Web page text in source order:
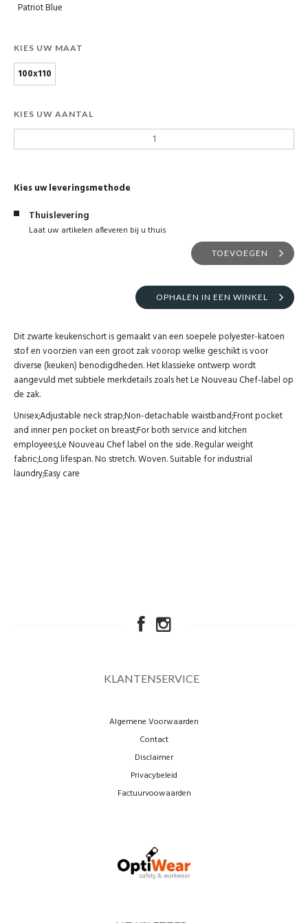
Patriot Blue
KIES UW MAAT
100x110
KIES UW AANTAL
Kies uw leveringsmethode
Thuislevering
Laat uw artikelen afleveren bij u thuis
TOEVOEGEN
OPHALEN IN EEN WINKEL
Dit zwarte keukenschort is gemaakt van een soepele polyester-katoen
stof en voorzien van een groot zak voorop welke geschikt is voor
diverse (keuken) benodigdheden. Het klassieke ontwerp wordt
aangevuld met subtiele merkdetails zoals het Le Nouveau Chef-label op
de zak.
Unisex;Adjustable neck strap;Non-detachable waistband;Front pocket
and inner pen pocket on breast;For both service and kitchen
employees;Le Nouveau Chef label on the side. Regular weight
fabric;Long lifespan. No stretch. Woven. Suitable for industrial
laundry;Easy care
KLANTENSERVICE
Algemene Voorwaarden
Contact
Disclaimer
Privacybeleid
Factuurvoowaarden